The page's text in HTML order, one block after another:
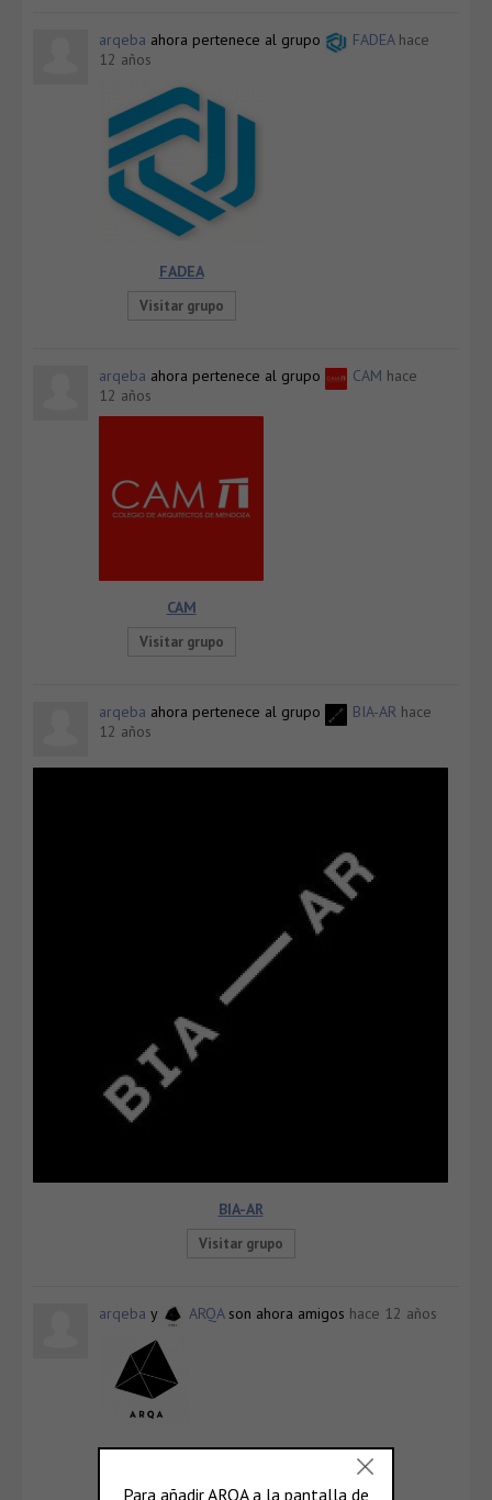
arqeba ahora pertenece al grupo FADEA hace
12 años
FADEA
Visitar grupo
arqeba ahora pertenece al grupo CAM hace
12 años
CAM
Visitar grupo
arqeba ahora pertenece al grupo BIA-AR hace
12 años
BIA-AR
Visitar grupo
arqeba y ARQAson ahora amigos hace 12 años
ARQA